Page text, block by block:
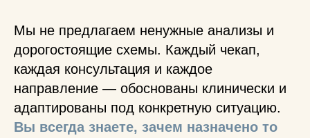
Мы не предлагаем ненужные анализы и
дорогостоящие схемы. Каждый чекап,
каждая консультация и каждое
направление — обоснованы клинически и
адаптированы под конкретную ситуацию.
Вы всегда знаете, зачем назначено то